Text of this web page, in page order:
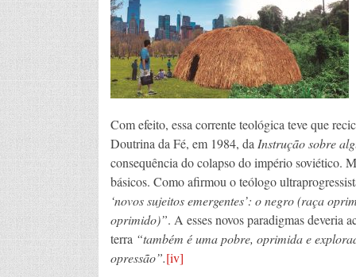
Com efeito, essa corrente teológica teve que
Doutrina da Fé, em 1984, da Instrução sobre
consequência do colapso do império soviético.
básicos. Como afirmou o teólogo
‘novos sujeitos emergentes’: o negro (raça
oprimido)”. A esses novos paradigmas deveria
terra “também é uma pobre, oprimida e
opressão”.[iv]